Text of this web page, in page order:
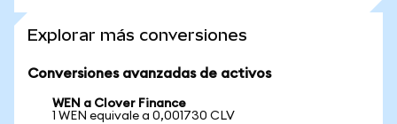
Explorar más conversiones
Conversiones avanzadas de activos
WEN a Clover Finance
1 WEN equivale a 0,001730 CLV